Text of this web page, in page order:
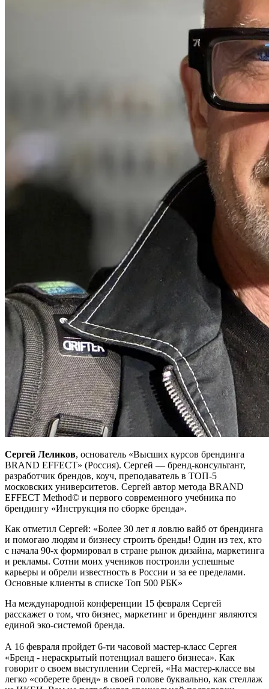
Сергей Леликов, основатель «Высших курсов брендинга
BRAND EFFECT» (Россия). Сергей — бренд-консультант,
разработчик брендов, коуч, преподаватель в ТОП-5
московских университетов. Сергей автор метода BRAND
EFFECT Method© и первого современного учебника по
брендингу «Инструкция по сборке бренда».
Как отметил Сергей: «Более 30 лет я ловлю вайб от брендинга
и помогаю людям и бизнесу строить бренды! Один из тех, кто
с начала 90-х формировал в стране рынок дизайна, маркетинга
и рекламы. Сотни моих учеников построили успешные
карьеры и обрели известность в России и за ее пределами.
Основные клиенты в списке Топ 500 РБК»
На международной конференции 15 февраля Сергей
расскажет о том, что бизнес, маркетинг и брендинг являются
единой эко-системой бренда.
А 16 февраля пройдет 6-ти часовой мастер-класс Сергея
«Бренд - нераскрытый потенциал вашего бизнеса». Как
говорит о своем выступлении Сергей, «На мастер-классе вы
легко «соберете бренд» в своей голове буквально, как стеллаж